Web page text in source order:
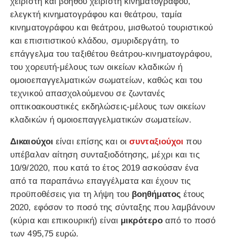
ελεγκτή κινηματογράφου και θεάτρου, ταμία
κινηματογράφου και θεάτρου, μισθωτού τουριστικού
και επισιτιστικού κλάδου, σμυριδεργάτη, το
επάγγελμα του ταξιθέτου θεάτρου-κινηματογράφου,
του χορευτή-μέλους των οικείων κλαδικών ή
ομοιοεπαγγελματικών σωματείων, καθώς και του
τεχνικού απασχολούμενου σε ζωντανές
οπτικοακουστικές εκδηλώσεις-μέλους των οικείων
κλαδικών ή ομοιοεπαγγελματικών σωματείων.
Δικαιούχοι είναι επίσης και οισυνταξιούχοι που
υπέβαλαν αίτηση συνταξιοδότησης, μέχρι και τις
10/9/2020, που κατά το έτος 2019 ασκούσαν ένα
από τα παραπάνω επαγγέλματα και έχουν τις
προϋποθέσεις για τη λήψη του βοηθήματος έτους
2020, εφόσον το ποσό της σύνταξης που λαμβάνουν
(κύρια και επικουρική) είναι μικρότεροαπό το ποσό
των 495,75 ευρώ.